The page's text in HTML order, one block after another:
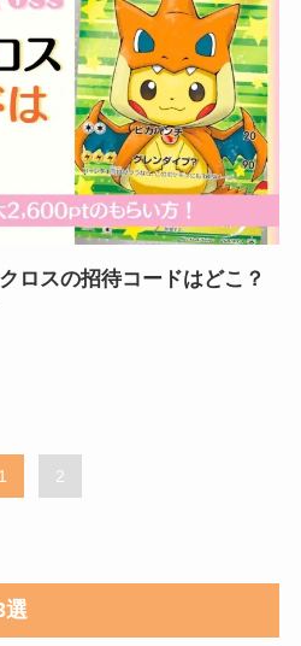
ロスの招待コードはどこ？
1 2
選